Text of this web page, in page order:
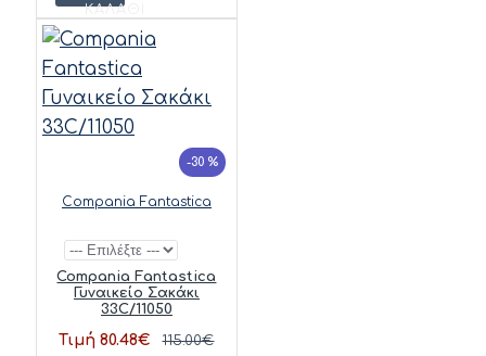
ΚΑΛΆΘΙ
-30 %
Compania Fantastica
Compania Fantastica
Γυναικείο Σακάκι
33C/11050
Τιμή 80.48€ 115.00€